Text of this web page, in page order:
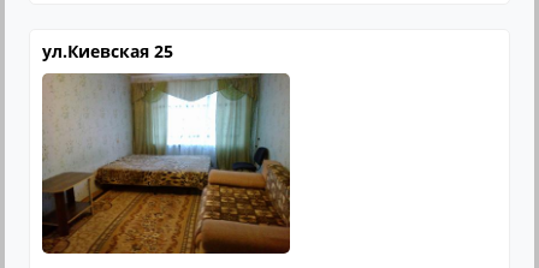
ул.Киевская 25